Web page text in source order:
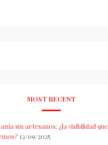
MOST RECENT
sin artesanos: ¿la visibilidad que
12/09/2025